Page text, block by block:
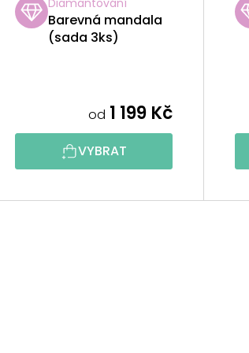
Barevná mandala
(sada 3ks)
od 1 199 Kč
VYBRAT